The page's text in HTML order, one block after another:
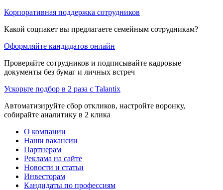
Корпоративная поддержка сотрудников
Какой соцпакет вы предлагаете семейным сотрудникам?
Оформляйте кандидатов онлайн
Проверяйте сотрудников и подписывайте кадровые
документы без бумаг и личных встреч
Ускорьте подбор в 2 раза с Talantix
Автоматизируйте сбор откликов, настройте воронку,
собирайте аналитику в 2 клика
О компании
Наши вакансии
Партнерам
Реклама на сайте
Новости и статьи
Инвесторам
Кандидаты по профессиям